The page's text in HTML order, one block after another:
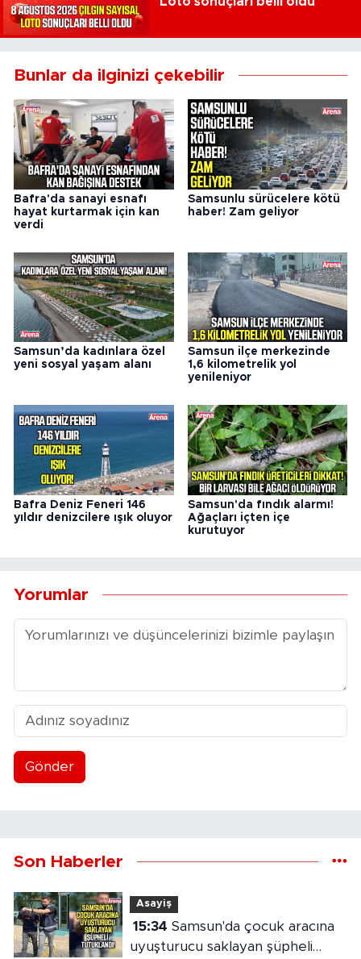
Bunlar da ilginizi çekebilir
Bafra'da sanayi esnafı
hayat kurtarmak için kan
verdi
Samsunlu sürücelere kötü
haber! Zam geliyor
Samsun’da kadınlara özel
yeni sosyal yaşam alanı
Samsun ilçe merkezinde
1,6 kilometrelik yol
yenileniyor
Bafra Deniz Feneri 146
yıldır denizcilere ışık oluyor
Samsun'da fındık alarmı!
Ağaçları içten içe
kurutuyor
Yorumlar
Gönder
Son Haberler
Asayiş
15:34
uyuşturucu saklayan şüpheli